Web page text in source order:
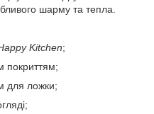
шарму та тепла.
Kitchen;
покриттям;
для ложки;